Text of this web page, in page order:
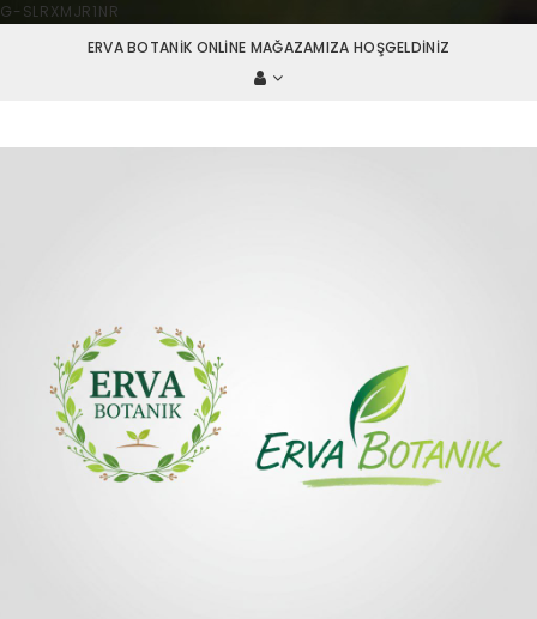
G-SLRXMJR1NR
ERVA BOTANIK ONLINE MAĞAZAMIZA HOŞGELDINIZ